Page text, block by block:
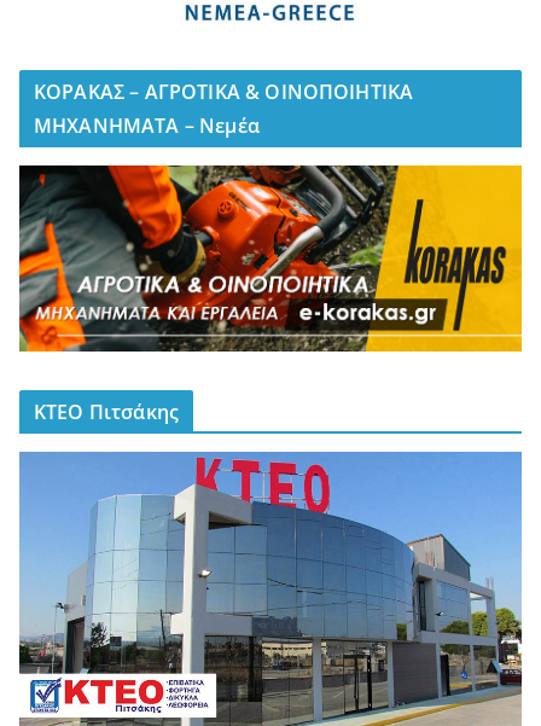
ΚΟΡΑΚΑΣ – ΑΓΡΟΤΙΚΑ & ΟΙΝΟΠΟΙΗΤΙΚΑ
ΜΗΧΑΝΗΜΑΤΑ – Νεμέα
ΚΤΕΟ Πιτσάκης